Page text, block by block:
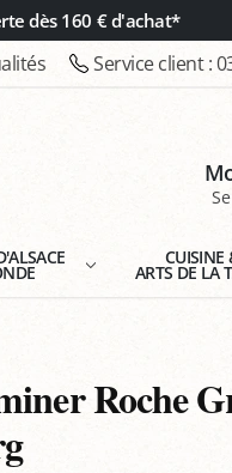
dès 160 € d'achat*
Service client :
CUISINE
ARTS DE LA
Roche